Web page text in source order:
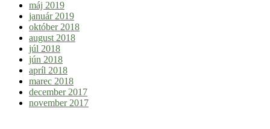
máj 2019
január 2019
október 2018
august 2018
júl 2018
jún 2018
apríl 2018
marec 2018
december 2017
november 2017